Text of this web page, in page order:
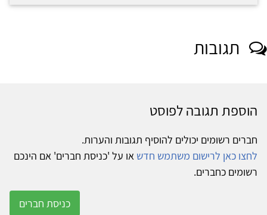
תגובות
הוספת תגובה לפוסט
חברים רשומים יכולים להוסיף תגובות והערות.
לחצו כאן לרישום משתמש חדש או על 'כניסת חברים' אם הינכם
רשומים כחברים.
כניסת חברים